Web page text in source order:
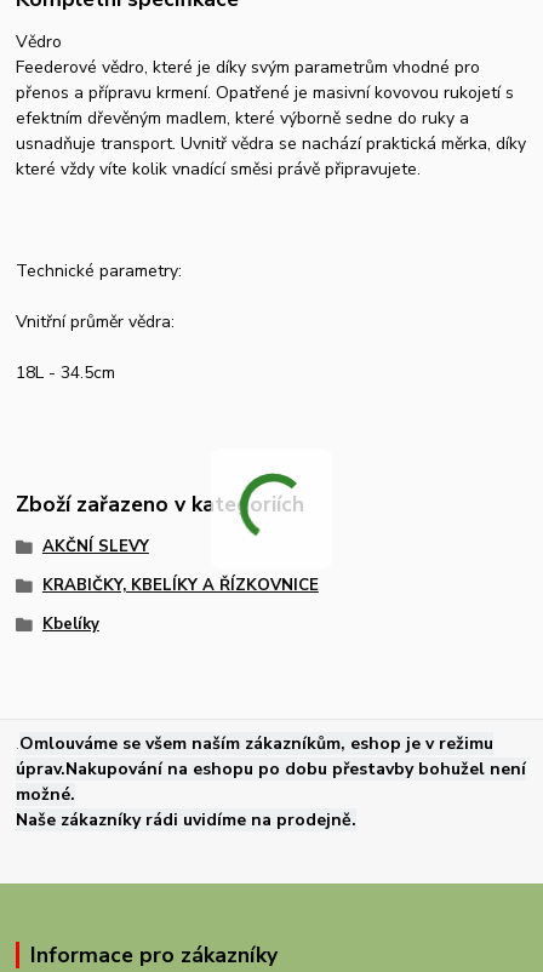
Vědro
Feederové vědro, které je díky svým parametrům vhodné pro
přenos a přípravu krmení. Opatřené je masivní kovovou rukojetí s
efektním dřevěným madlem, které výborně sedne do ruky a
usnadňuje transport. Uvnitř vědra se nachází praktická měrka, díky
které vždy víte kolik vnadící směsi právě připravujete.
Technické parametry:
Vnitřní průměr vědra:
18L - 34.5cm
Zboží zařazeno v kategoriích
AKČNÍ SLEVY
KRABIČKY, KBELÍKY A ŘÍZKOVNICE
Kbelíky
.Omlouváme se všem naším zákazníkům, eshop je v režimu
úprav.Nakupování na eshopu po dobu přestavby bohužel není
možné.
Naše zákazníky rádi uvidíme na prodejně.
Informace pro zákazníky